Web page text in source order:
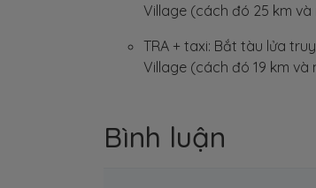
Village (cách đó 25 km
TRA + taxi: Bắt tàu lửa
Village (cách đó 19 km
Bình luận